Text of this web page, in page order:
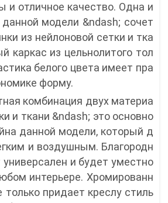
и отличное качество. Одна и
данной модели &ndash; сочет
из нейлоновой сетки и тка
каркас из цельнолитого тол
белого цвета имеет пра
форму.
комбинация двух материа
и ткани &ndash; это основно
данной модели, который д
и воздушным. Благородн
и будет уместно
интерьере. Хромированн
только придает креслу стиль